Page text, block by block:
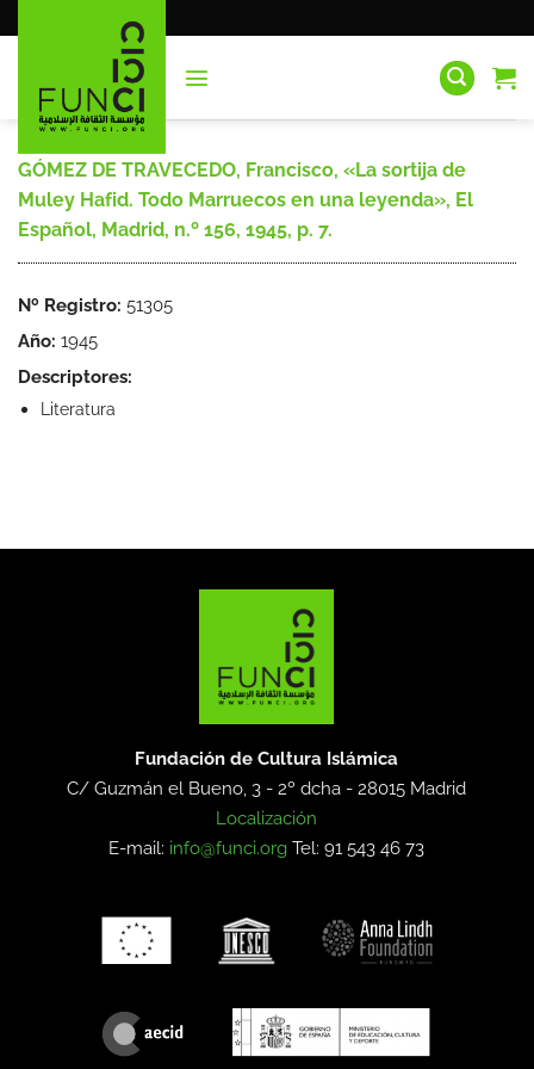
al
GÓMEZ DE TRAVECEDO, Francisco, «La sortija de
Muley Hafid. Todo Marruecos en una leyenda», El
Español, Madrid, n.º 156, 1945, p. 7.
Nº Registro: 51305
Año: 1945
Descriptores:
Literatura
Fundación de Cultura Islámica
C/ Guzmán el Bueno, 3 - 2º dcha -28015 Madrid
Localización
E-mail: info@funci.org Tel: 91 543 46 73